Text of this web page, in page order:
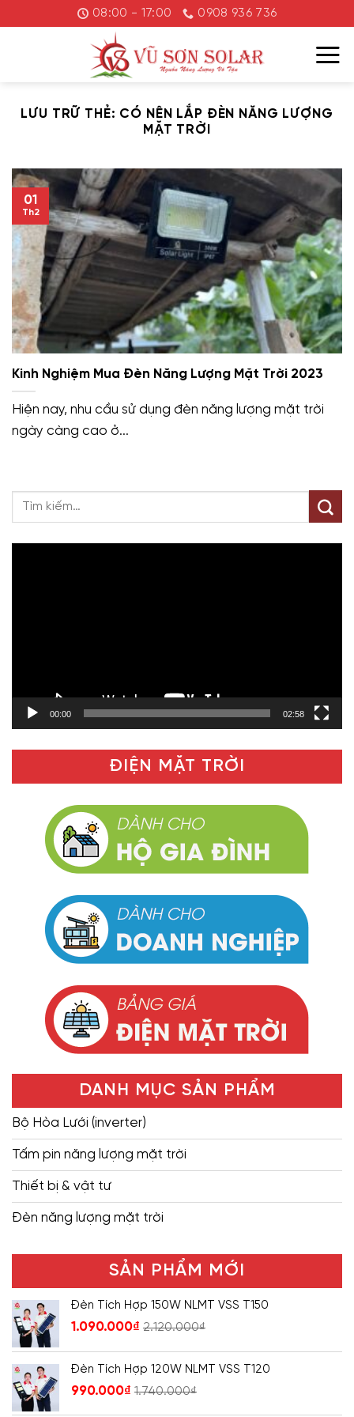
đến
08:00 - 17:00 0908 936 736
LƯU TRỮ THẺ: CÓ NÊN LẮP ĐÈN NĂNG LƯỢNG
MẶT TRỜI
Kinh Nghiệm Mua Đèn Năng Lượng Mặt Trời 2023
Hiện nay, nhu cầu sử dụng đèn năng lượng mặt trời
ngày càng cao ở...
01
Th2
00:00 02:58
ĐIỆN MẶT TRỜI
DANH MỤC SẢN PHẨM
Bộ Hòa Lưới (inverter)
Tấm pin năng lượng mặt trời
Thiết bị & vật tư
Đèn năng lượng mặt trời
SẢN PHẨM MỚI
Đèn Tích Hợp 150W NLMT VSS T150
1.090.000₫ 2.120.000₫
Đèn Tích Hợp 120W NLMT VSS T120
990.000₫ 1.740.000₫